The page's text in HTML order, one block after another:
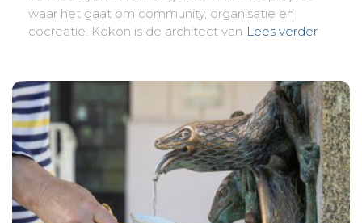
waar het gaat om community, organisatie en
cocreatie. Kokon is de architect van Lees verder